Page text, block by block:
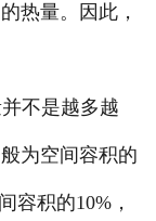
热量。因此，
不是越多越
为空间容积的
容积的10%，